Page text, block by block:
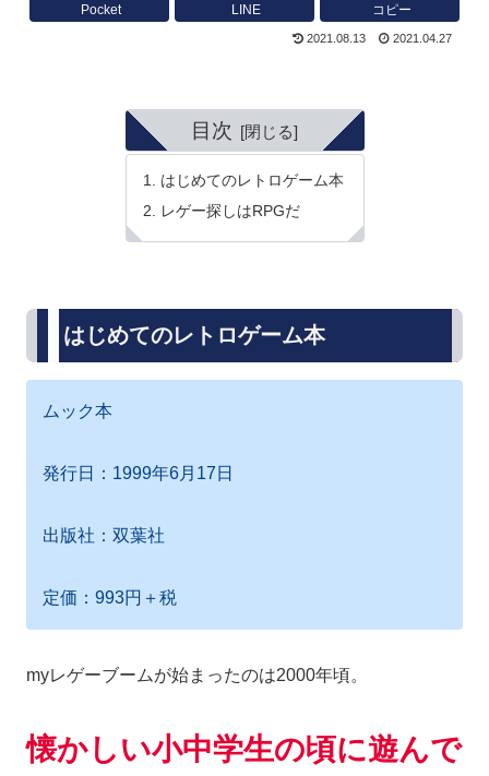
Pocket LINE コピー
2021.08.13 2021.04.27
目次
はじめてのレトロゲーム本
レゲー探しはRPGだ
はじめてのレトロゲーム本
ムック本
発行日：1999年6月17日
出版社：双葉社
定価：993円＋税
myレゲーブームが始まったのは2000年頃。
懐かしい小中学生の頃に遊んで